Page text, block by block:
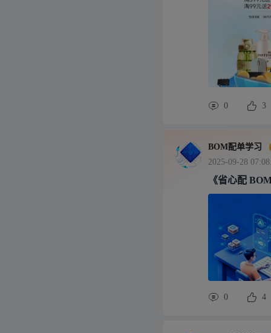
0 3
BOM配单学习
2025-09-28
《省心配
0 4